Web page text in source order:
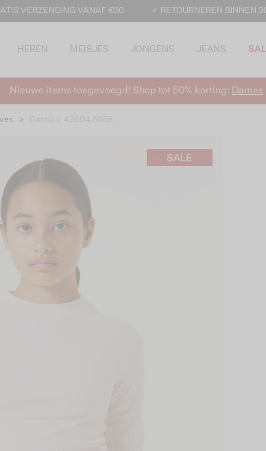
VERZENDING VANAF €50 ✓ RETOURNEREN BINNEN
HEREN MEISJES JONGENS JEANS
Nieuwe items toegevoegd! Shop tot 50% korting: Dames
>